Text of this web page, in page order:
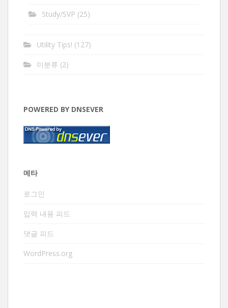
Study/SVP (25)
Utility Tips! (127)
미분류 (2)
POWERED BY DNSEVER
메타
로그인
입력 내용 피드
댓글 피드
WordPress.org